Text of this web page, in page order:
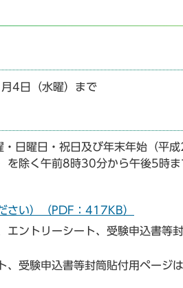
4日（水曜）まで
・日曜日・祝日及び年末年始（平
除く午前8時30分から午後5時
さい）（PDF：417KB）
ントリーシート、受験申込書等
受験申込書等封筒貼付用ページ